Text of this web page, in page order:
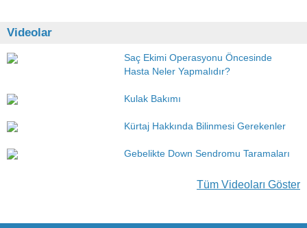
Videolar
Saç Ekimi Operasyonu Öncesinde
Hasta Neler Yapmalıdır?
Kulak Bakımı
Kürtaj Hakkında Bilinmesi Gerekenler
Gebelikte Down Sendromu Taramaları
Tüm Videoları Göster